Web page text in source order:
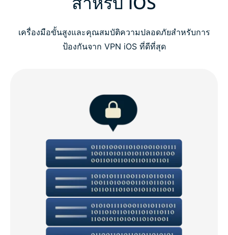
เครื่องมือขั้นสูงและคุณสมบัติความปลอดภัยสำหรับการ
ป้องกันจาก VPN iOS ที่ดีที่สุด